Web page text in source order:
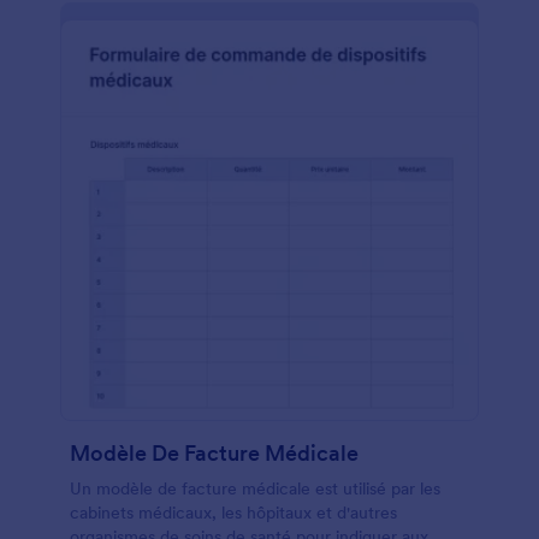
Modèle De Facture Médicale
Un modèle de facture médicale est utilisé par les
cabinets médicaux, les hôpitaux et d'autres